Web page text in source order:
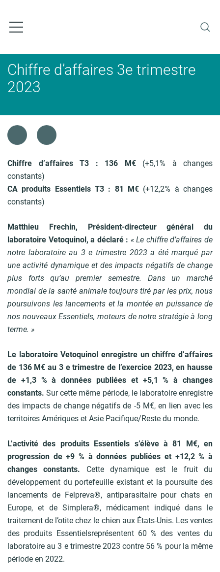
t
Chiffre d’affaires 3e trimestre
2023
F
i
d
'
A
i
n
e
Chiffre d’affaires T3 : 136 M€(+5,1% à changes
constants)
CA produits Essentiels T3 : 81 M€ (+12,2% à changes
constants)
Matthieu Frechin, Président-directeur général du
laboratoire Vetoquinol, a déclaré : « Le chiffre d’affaires de
notre laboratoire au 3 e trimestre 2023 a été marqué par
une activité dynamique et des impacts négatifs de change
plus forts qu’au premier semestre. Dans un marché
mondial de la santé animale toujours tiré par les prix, nous
poursuivons les lancements et la montée en puissance de
nos nouveaux Essentiels, moteurs de notre stratégie à long
terme. »
Le laboratoire Vetoquinol enregistre un chiffre d’affaires
de 136 M€ au 3 e trimestre de l’exercice 2023, en hausse
de +1,3 % à données publiées et +5,1 % à changes
constants. Sur cette même période, le laboratoire enregistre
des impacts de change négatifs de -5 M€, en lien avec les
territoires Amériques et Asie Pacifique/Reste du monde.
L’activité des produits Essentiels s’élève à 81 M€, en
progression de +9 % à données publiées et +12,2 % à
changes constants. Cette dynamique est le fruit du
développement du portefeuille existant et la poursuite des
lancements de Felpreva®, antiparasitaire pour chats en
Europe, et de Simplera®, médicament indiqué dans le
traitement de l’otite chez le chien aux États-Unis. Les ventes
des produits Essentielsreprésentent 60 % des ventes du
laboratoire au 3 e trimestre 2023 contre 56 % pour la même
période en 2022.